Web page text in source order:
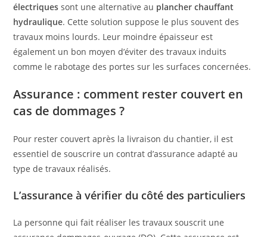
électriques sont une alternative au plancher chauffant
hydraulique. Cette solution suppose le plus souvent des
travaux moins lourds. Leur moindre épaisseur est
également un bon moyen d’éviter des travaux induits
comme le rabotage des portes sur les surfaces concernées.
Assurance : comment rester couvert en
cas de dommages ?
Pour rester couvert après la livraison du chantier, il est
essentiel de souscrire un contrat d’assurance adapté au
type de travaux réalisés.
L’assurance à vérifier du côté des particuliers
La personne qui fait réaliser les travaux souscrit une